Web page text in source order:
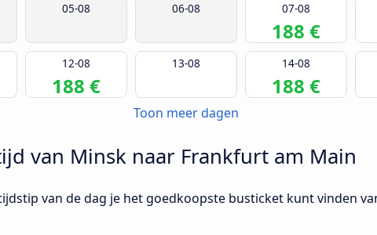
05-08 06-08 07-08
188 €
12-08
188 €
13-08 14-08
188 €
Toon meer dagen
van Minsk naar Frankfurt am Main
van de dag je het goedkoopste busticket kunt vinden